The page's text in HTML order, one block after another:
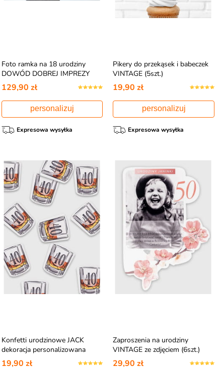
Foto ramka na 18 urodziny
DOWÓD DOBREJ IMPREZY
129,90 zł
personalizuj
Expresowa wysyłka
Pikery do przekąsek i babeczek
VINTAGE (5szt.)
19,90 zł
personalizuj
Expresowa wysyłka
Konfetti urodzinowe JACK
dekoracja personalizowana
(12szt.)
19,90 zł
Zaproszenia na urodziny
VINTAGE ze zdjęciem (6szt.)
29,90 zł